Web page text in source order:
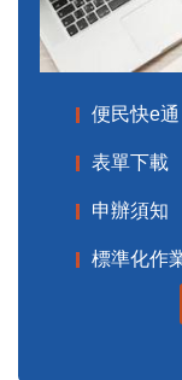
便民快e通
表單下載
申辦須知
標準化作